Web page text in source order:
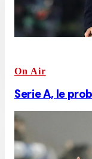
On Air
Serie A, le